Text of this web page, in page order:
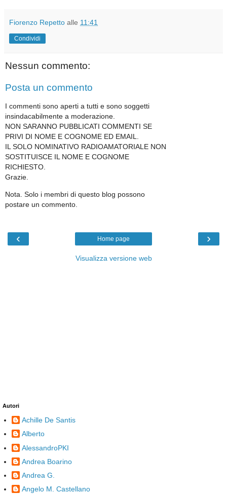
Fiorenzo Repetto alle 11:41
Condividi
Nessun commento:
Posta un commento
I commenti sono aperti a tutti e sono soggetti
insindacabilmente a moderazione.
NON SARANNO PUBBLICATI COMMENTI SE
PRIVI DI NOME E COGNOME ED EMAIL.
IL SOLO NOMINATIVO RADIOAMATORIALE NON
SOSTITUISCE IL NOME E COGNOME
RICHIESTO.
Grazie.
Nota. Solo i membri di questo blog possono
postare un commento.
‹ ›
Home page
Visualizza versione web
Autori
Achille De Santis
Alberto
AlessandroPKI
Andrea Boarino
Andrea G.
Angelo M. Castellano